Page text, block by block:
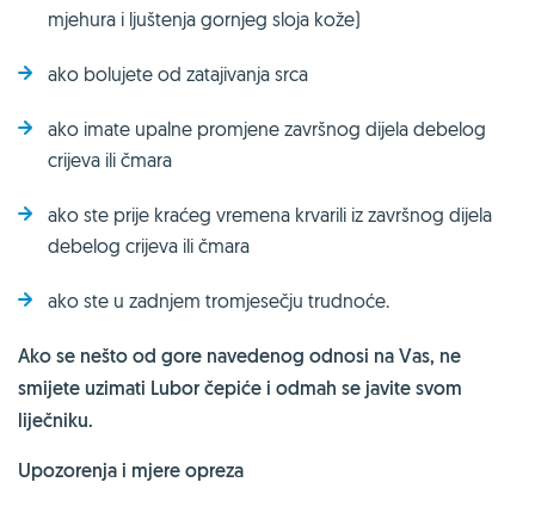
mjehura i ljuštenja gornjeg sloja kože)
ako bolujete od zatajivanja srca
ako imate upalne promjene završnog dijela debelog
crijeva ili čmara
ako ste prije kraćeg vremena krvarili iz završnog dijela
debelog crijeva ili čmara
ako ste u zadnjem tromjesečju trudnoće.
Ako se nešto od gore navedenog odnosi na Vas, ne
smijete uzimati Lubor čepiće i odmah se javite svom
liječniku.
Upozorenja i mjere opreza